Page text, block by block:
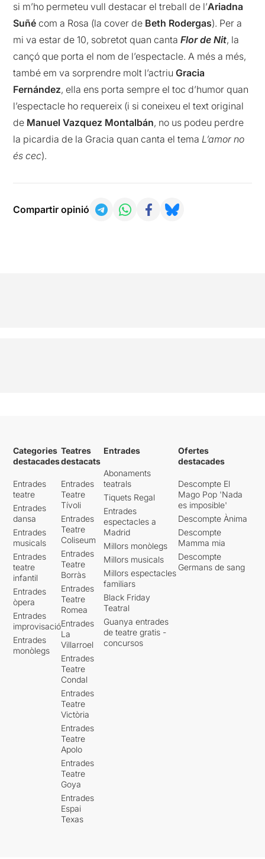
si m’ho permeteu vull destacar el treball de l’Ariadna
Suñé com a Rosa (la cover de Beth Rodergas). Per a
mi va estar de 10, sobretot quan cantaFlor de Nit, la
cançó que porta el nom de l’espectacle. A més a més,
també em va sorprendre molt l’actriuGracia
Fernández, ella ens porta sempre el toc d’humor quan
l’espectacle ho requereix (i si coneixeu el text original
de Manuel Vazquez Montalbán, no us podeu perdre
la picardia de la Gracia quan canta el temaL’amor no
és cec).
Compartir opinió
Categories
destacades
Entrades
teatre
Entrades
dansa
Entrades
musicals
Entrades
teatre
infantil
Entrades
òpera
Entrades
improvisació
Entrades
monòlegs
Teatres
destacats
Entrades
Teatre
Tívoli
Entrades
Teatre
Coliseum
Entrades
Teatre
Borràs
Entrades
Teatre
Romea
Entrades
La
Villarroel
Entrades
Teatre
Condal
Entrades
Teatre
Victòria
Entrades
Teatre
Apolo
Entrades
Teatre
Goya
Entrades
Espai
Texas
Entrades
Abonaments
teatrals
Tiquets Regal
Entrades
espectacles a
Madrid
Millors monòlegs
Millors musicals
Millors espectacles
familiars
Black Friday
Teatral
Guanya entrades
de teatre gratis -
concursos
Ofertes
destacades
Descompte El
Mago Pop 'Nada
es imposible'
Descompte Ànima
Descompte
Mamma mia
Descompte
Germans de sang